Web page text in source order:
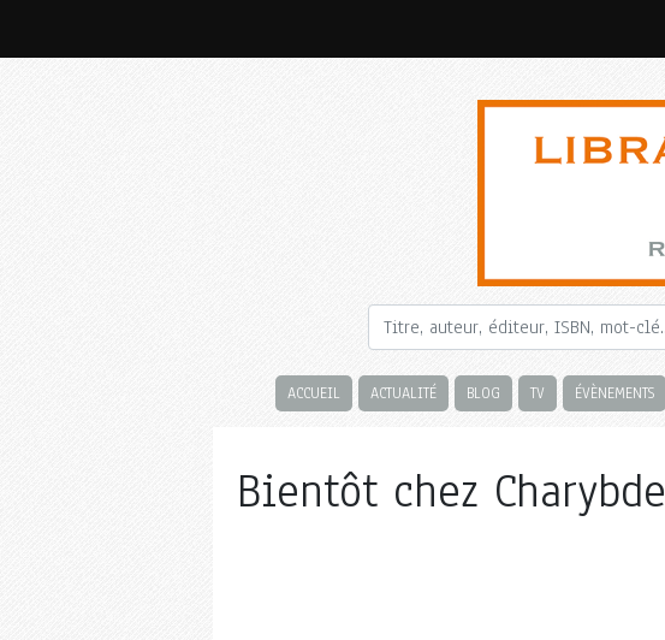
ACCUEIL ACTUALITÉ BLOG TV ÉVÈNEMENTS
Bientôt chez Charybde